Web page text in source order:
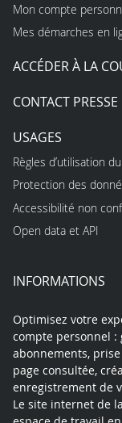
Mon compte
Mes démarches en
ACCÉDER À LA
CONTACT PRESSE
USAGES
Règles d’utilisation
Protection des
Accessibilité non
Open data et API
INFORMATIONS
Optimisez votre
compte personnel :
abonnements,
page consultée,
enregistrement de
Le site internet de